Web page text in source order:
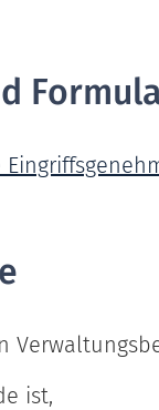
ist,